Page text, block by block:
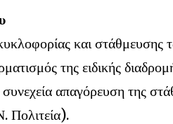
και στάθμευσης
της ειδικής
συνεχεία απαγόρευση της
Πολιτεία).